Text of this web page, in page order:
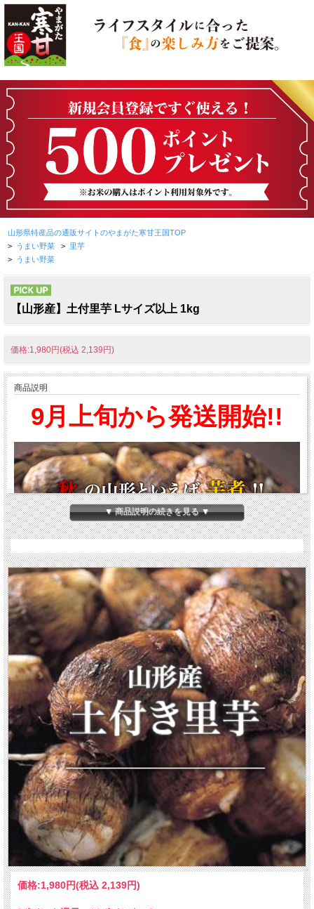
山形県特産品の通販サイトのやまがた寒甘王国TOP
> うまい野菜 > 里芋
> うまい野菜
PICK UP
【山形産】土付里芋 Lサイズ以上 1kg
価格:1,980円(税込 2,139円)
商品説明
9月上旬から発送開始!!
▼ 商品説明の続きを見る ▼
価格:1,980円(税込 2,139円)